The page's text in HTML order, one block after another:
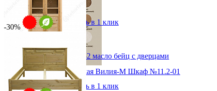
Модульная прихожая Вилия-М Шкаф №11.2-01
30 864 ₽
от 59 130 ₽
В корзину Быстро купить в 1 клик
Стеллаж для книг Рауна-2 масло бейц с дверцами
от 41 391 ₽
от 59 130 ₽
В корзину Быстро купить в 1 клик
-30%